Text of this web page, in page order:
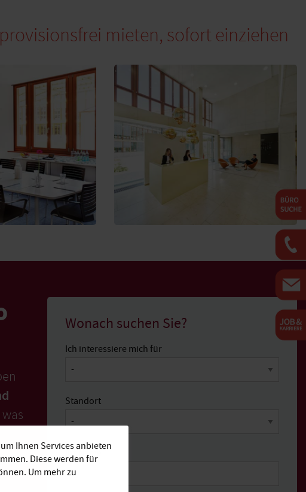
mieten, sofort einziehen
Wonach suchen Sie?
Ich interessiere mich für
Standort
Ihr Name*
Ihnen Services anbieten
Diese werden für
Um mehr zu